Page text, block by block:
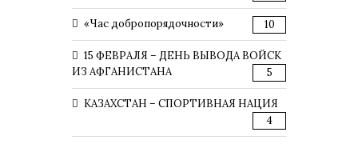
«Час добропорядочности» 10
15 ФЕВРАЛЯ – ДЕНЬ ВЫВОДА ВОЙСК
ИЗ АФГАНИСТАНА
5
КАЗАХСТАН – СПОРТИВНАЯ НАЦИЯ
4